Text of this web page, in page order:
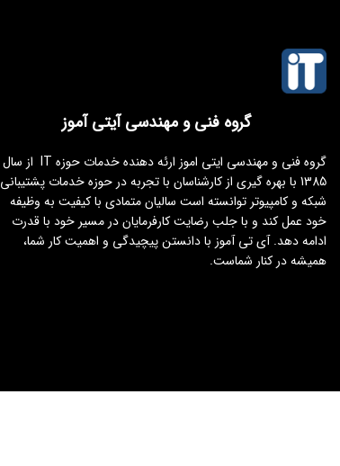
گروه فنی و مهندسی آیتی آموز
گروه فنی و مهندسی ایتی اموز ارئه دهنده خدمات حوزه IT از سال
1385 با بهره گیری از کارشناسان با تجربه در حوزه خدمات پشتیبانی
شبکه و کامپیوتر توانسته است سالیان متمادی با کیفیت به وظیفه
خود عمل کند و با جلب رضایت کارفرمایان در مسیر خود با قدرت
ادامه دهد. آی تی آموز با دانستن پیچیدگی و اهمیت کار شما،
همیشه در کنار شماست.